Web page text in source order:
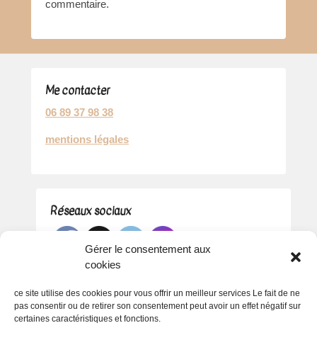
Gérer le consentement aux
cookies
ce site utilise des cookies pour vous offrir un meilleur services Le fait de ne
pas consentir ou de retirer son consentement peut avoir un effet négatif sur
certaines caractéristiques et fonctions.
commentaire.
Me contacter
06 89 37 98 38
mentions légales
Réseaux sociaux